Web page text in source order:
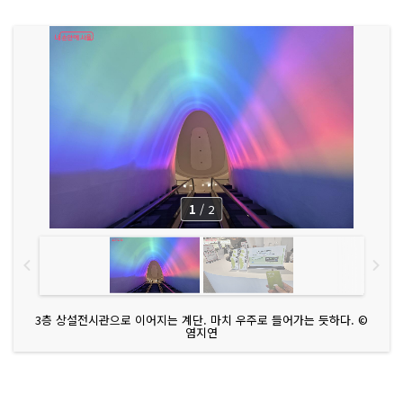
3층 상설전시관으로 이어지는 계단. 마치 우주로 들어가는 듯하다. ©
염지연
1 / 2